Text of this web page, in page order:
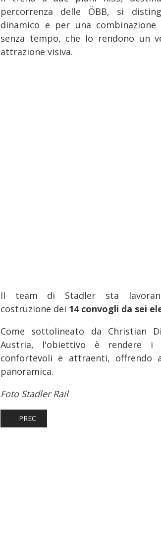
percorrenza delle ÖBB, si
dinamico e per una combinazione
senza tempo, che lo rendono un
attrazione visiva.
Il team di Stadler sta
costruzione dei 14 convogli da sei
Come sottolineato da Christian
Austria, l'obiettivo è rendere i
confortevoli e attraenti, offrendo
panoramica.
Foto Stadler Rail
ARTICOLO PRECEDENTE: FERROVIE: ITALO
PREC